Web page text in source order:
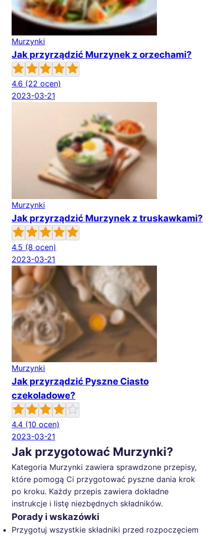
Murzynki
Jak przyrządzić Murzynek z orzechami?
4.6 (22 ocen)
2023-03-21
Murzynki
Jak przyrządzić Murzynek z truskawkami?
4.5 (8 ocen)
2023-03-21
Murzynki
Jak przyrządzić Pyszne Ciasto
czekoladowe?
4.4 (10 ocen)
2023-03-21
Jak przygotować Murzynki?
Kategoria Murzynki zawiera sprawdzone przepisy,
które pomogą Ci przygotować pyszne dania krok
po kroku. Każdy przepis zawiera dokładne
instrukcje i listę niezbędnych składników.
Porady i wskazówki
Przygotuj wszystkie składniki przed rozpoczęciem